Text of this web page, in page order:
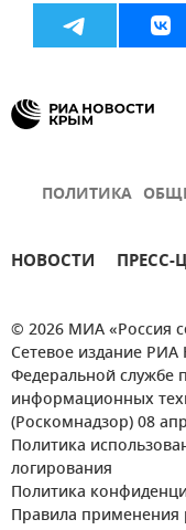
ПОЛИТИКА
НОВОСТИ ПРЕСС-
© 2026 МИА «Россия
Сетевое издание РИА
Федеральной службе
информационных
(Роскомнадзор) 08
Политика
логирования
Политика
Правила применения